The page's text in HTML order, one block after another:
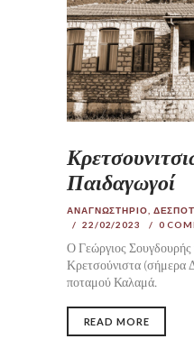
Παιδαγωγοί
ΑΝΑΓΝΩΣΤΗΡΙΟ
22/02/2023
0
Ο Γεώργιος Σουγδουρής
Κρετσούνιστα (σήμερα
ποταμού Καλαμά.
READ MORE